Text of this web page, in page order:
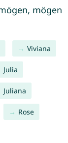
mögen
Viviana
Julia
Juliana
Rose